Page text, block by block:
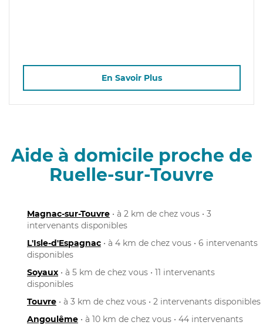
En Savoir Plus
Aide à domicile proche de
Ruelle-sur-Touvre
Magnac-sur-Touvre • à 2 km de chez vous • 3
intervenants disponibles
L'Isle-d'Espagnac • à 4 km de chez vous • 6 intervenants
disponibles
Soyaux • à 5 km de chez vous • 11 intervenants
disponibles
Touvre • à 3 km de chez vous • 2 intervenants disponibles
Angoulême • à 10 km de chez vous • 44 intervenants